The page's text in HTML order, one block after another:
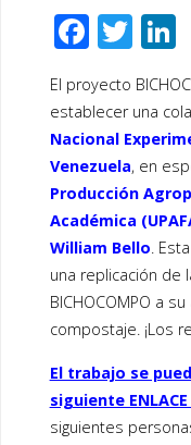
F
e
b
o
o
k
T
wi
tt
er
Li
El proyecto
establecer una
Nacional
Venezuela, en
Producción
Académica
William Bello.
una replicación de
BICHOCOMPO a
compostaje. ¡Los
El trabajo se
siguiente ENLACE
siguientes